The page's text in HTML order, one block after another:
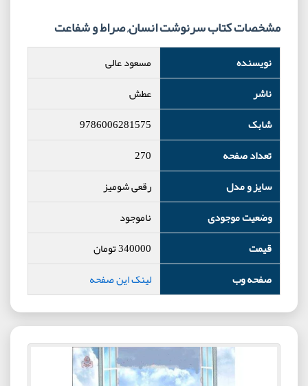
مشخصات کتاب سرنوشت انسان, صراط و شفاعت
نویسنده
مسعود عالی
ناشر
عطش
شابک
9786006281575
تعداد صفحه
270
سایز و مدل
رقعی شومیز
وضعیت موجودی
ناموجود
قیمت
340000تومان
صفحه وب
لینک این صفحه